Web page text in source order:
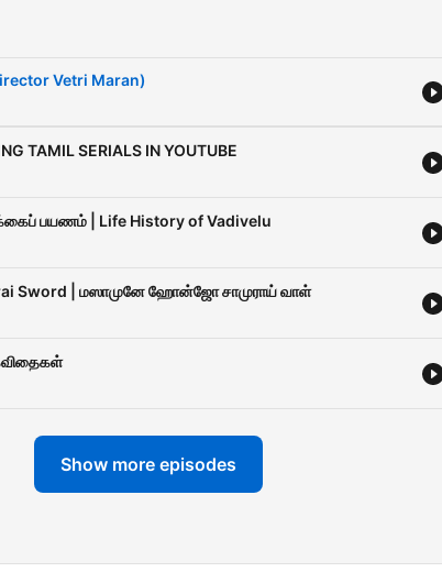
Vetri Maran)
TAMIL SERIALS IN YOUTUBE
பயணம் | Life History of Vadivelu
Sword | மஸாமுனே ஹோன்ஜோ சாமுராய் வாள்
Show more episodes